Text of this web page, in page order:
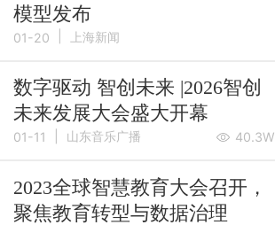
模型发布
01-20 上海新闻
数字驱动 智创未来 |2026智创
未来发展大会盛大开幕
01-11 山东音乐广播 40.3W
2023全球智慧教育大会召开，
聚焦教育转型与数据治理